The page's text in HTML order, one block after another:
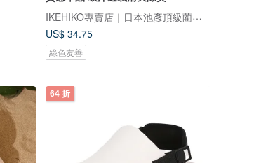
IKEHIKO專賣店｜日本池彥頂級藺草製品｜讓生活與自然更靠近
US$ 34.75
綠色友善
64 折